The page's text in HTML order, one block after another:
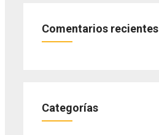
Comentarios recientes
Categorías